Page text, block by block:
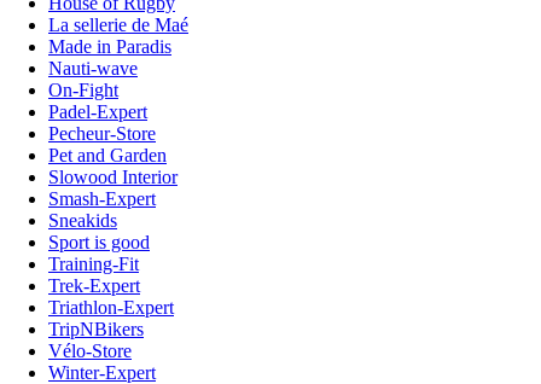
La sellerie de Maé
Made in Paradis
Nauti-wave
On-Fight
Padel-Expert
Pecheur-Store
Pet and Garden
Slowood Interior
Smash-Expert
Sneakids
Sport is good
Training-Fit
Trek-Expert
Triathlon-Expert
TripNBikers
Vélo-Store
Winter-Expert